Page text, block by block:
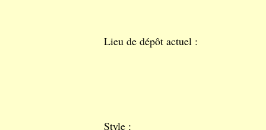
Lieu de dépôt actuel :
Style :